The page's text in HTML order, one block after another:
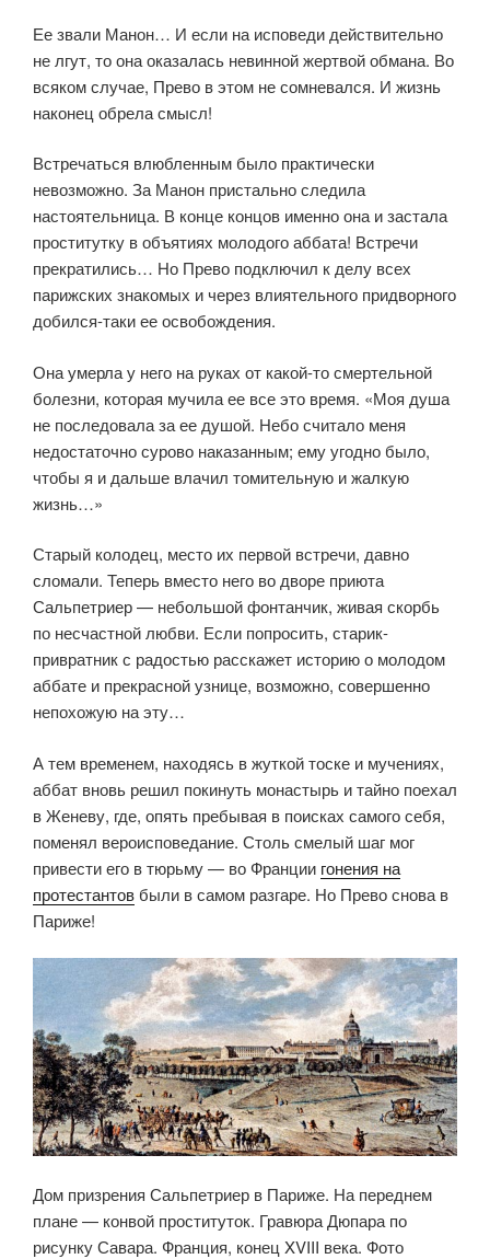
Ее звали Манон… И если на исповеди действительно
не лгут, то она оказалась невинной жертвой обмана. Во
всяком случае, Прево в этом не сомневался. И жизнь
наконец обрела смысл!
Встречаться влюбленным было практически
невозможно. За Манон пристально следила
настоятельница. В конце концов именно она и застала
проститутку в объятиях молодого аббата! Встречи
прекратились… Но Прево подключил к делу всех
парижских знакомых и через влиятельного придворного
добился-таки ее освобождения.
Она умерла у него на руках от какой-то смертельной
болезни, которая мучила ее все это время. «Моя душа
не последовала за ее душой. Небо считало меня
недостаточно сурово наказанным; ему угодно было,
чтобы я и дальше влачил томительную и жалкую
жизнь…»
Старый колодец, место их первой встречи, давно
сломали. Теперь вместо него во дворе приюта
Сальпетриер — небольшой фонтанчик, живая скорбь
по несчастной любви. Если попросить, старик-
привратник с радостью расскажет историю о молодом
аббате и прекрасной узнице, возможно, совершенно
непохожую на эту…
А тем временем, находясь в жуткой тоске и мучениях,
аббат вновь решил покинуть монастырь и тайно поехал
в Женеву, где, опять пребывая в поисках самого себя,
поменял вероисповедание. Столь смелый шаг мог
привести его в тюрьму — во Франции гонения на
протестантов были в самом разгаре. Но Прево снова в
Париже!
Дом призрения Сальпетриер в Париже. На переднем
плане — конвой проституток. Гравюра Дюпара по
рисунку Савара. Франция, конец XVIII века. Фото